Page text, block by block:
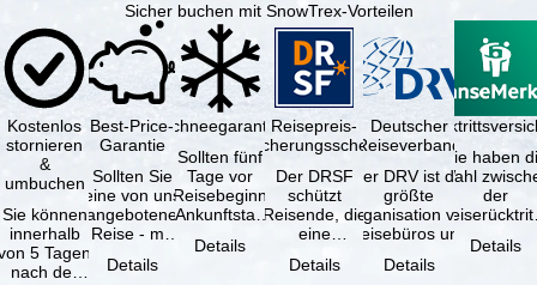
Sicher buchen mit SnowTrex-Vorteilen
Kostenlos
stornieren
&
umbuchen
Sie können
innerhalb
5 Tagen
nach der
Best-Price-
Garantie
Sollten Sie
eine von uns
angebotene
Reise - mit
Verfügbarkeit
Details
Schneegarantie
Sollten fünf
Tage vor
Reisebeginn
(Ankunftstag)
aufgrund von
Schneemangel
Details
Reisepreis-
Sicherungsschein
Der DRSF
schützt
Reisende, die
eine
oder
Details
Deutscher
Reiseverband
Der DRV ist die
größte
Organisation von
Reisebüros und
Reiseveranstaltern
in …
Details
Sie haben
Wahl
der
(inklusive
Details